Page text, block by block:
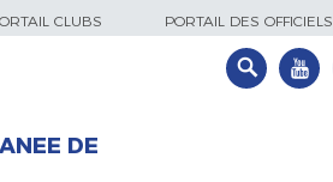
CLUBS PORTAIL DES OFFICIELS
DE